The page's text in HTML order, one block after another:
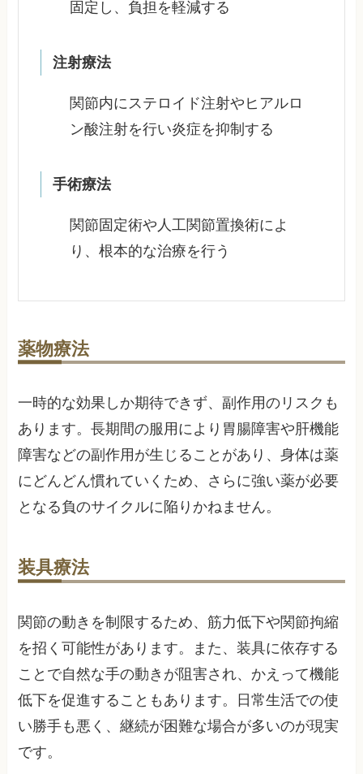
固定し、負担を軽減する
注射療法
関節内にステロイド注射やヒアルロ
ン酸注射を行い炎症を抑制する
手術療法
関節固定術や人工関節置換術によ
り、根本的な治療を行う
薬物療法
一時的な効果しか期待できず、副作用のリスクも
あります。長期間の服用により胃腸障害や肝機能
障害などの副作用が生じることがあり、身体は薬
にどんどん慣れていくため、さらに強い薬が必要
となる負のサイクルに陥りかねません。
装具療法
関節の動きを制限するため、筋力低下や関節拘縮
を招く可能性があります。また、装具に依存する
ことで自然な手の動きが阻害され、かえって機能
低下を促進することもあります。日常生活での使
い勝手も悪く、継続が困難な場合が多いのが現実
です。